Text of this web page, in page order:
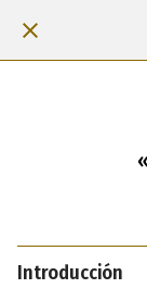
Introducción